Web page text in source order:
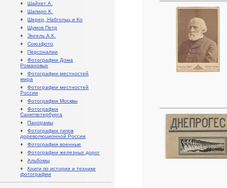
♦ Шайхет А.
♦ Шапиро К.
♦ Шерер, Набгольц и Ко
♦ Шумов Петр
♦ Энгель А.К.
♦ Союзфото
♦ Персоналии
♦ Фотографии Дома
Романовых
♦ Фотографии местностей
мира
♦ Фотографии местностей
России
♦ Фотографии Москвы
♦ Фотографии
Санктпетербурга
♦ Панорамы
♦ Фотографии типов
дореволюционной России
♦ Фотографии военные
♦ Фотографии железных дорог
♦ Альбомы
♦ Книги по истории и технике
фотографии